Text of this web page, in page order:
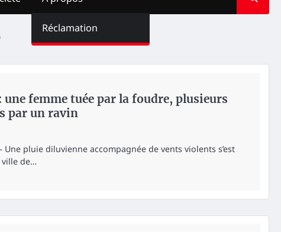
Réclamation
une femme tuée par la foudre, plusieurs
par un ravin
Une pluie diluvienne accompagnée de vents violents s’est
ville de…